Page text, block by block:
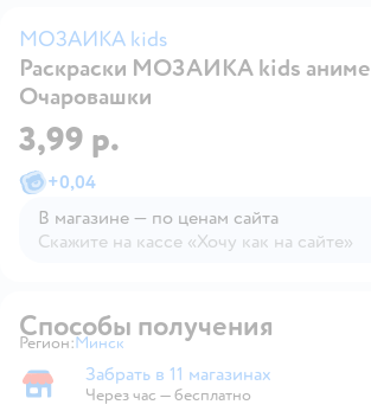
МОЗАИКА kids
Раскраски МОЗАИКА kids аниме
Очаровашки
3,99 р.
+0,04
В магазине — по ценам сайта
Скажите на кассе «Хочу как на сайте»
Способы получения
Регион: Выбор адреса доставки.
Минск
Забрать в магазине
Забрать в 11 магазинах
Через час — бесплатно